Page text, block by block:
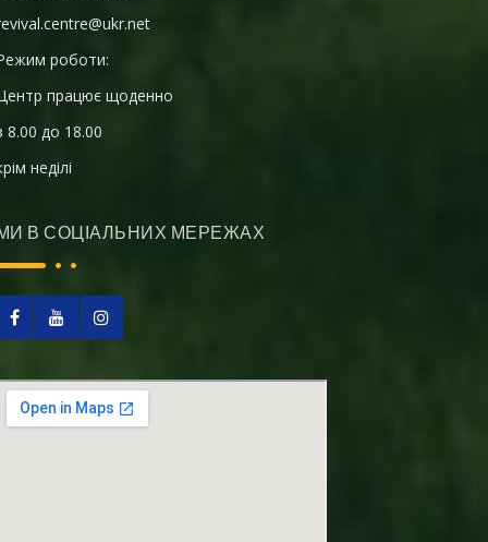
роботи:
працює щоденно
8.00 до 18.00
неділі
В СОЦІАЛЬНИХ МЕРЕЖАХ